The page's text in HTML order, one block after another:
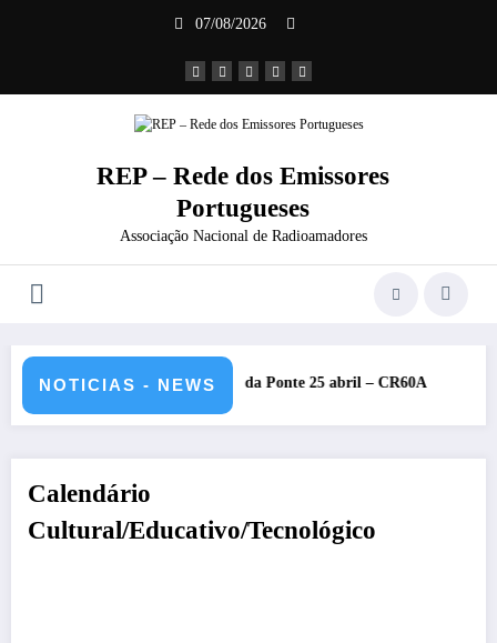
07/08/2026
REP – Rede dos Emissores
Portugueses
Associação Nacional de Radioamadores
NOTICIAS - NEWS
da Ponte 25 abril – CR60A Repetidores novamente
Calendário
Cultural/Educativo/Tecnológico